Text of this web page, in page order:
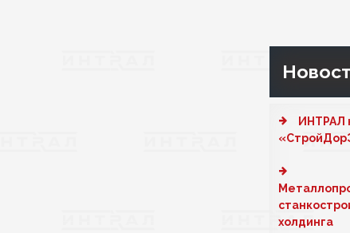
ИНТРАЛ
холдинга